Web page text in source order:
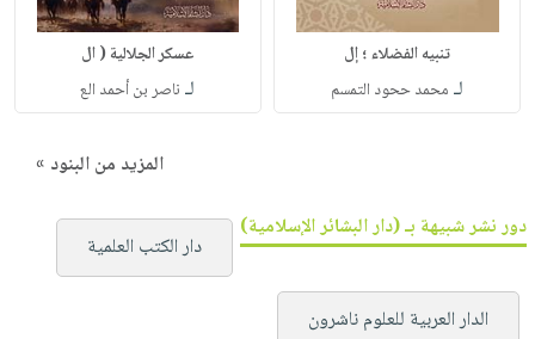
تنبيه الفضلاء ؛ إل
لـ محمد ححود التمسم
عسكر الجلالية ( ال
لـ ناصر بن أحمد الع
المزيد من البنود »
دور نشر شبيهة بـ (دار البشائر الإسلامية)
دار الكتب العلمية
الدار العربية للعلوم ناشرون